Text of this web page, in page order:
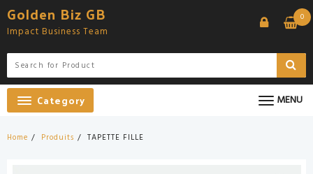
Skip
to
content
Golden Biz GB
Impact Business Team
0
Category MENU
Home Produits TAPETTE FILLE